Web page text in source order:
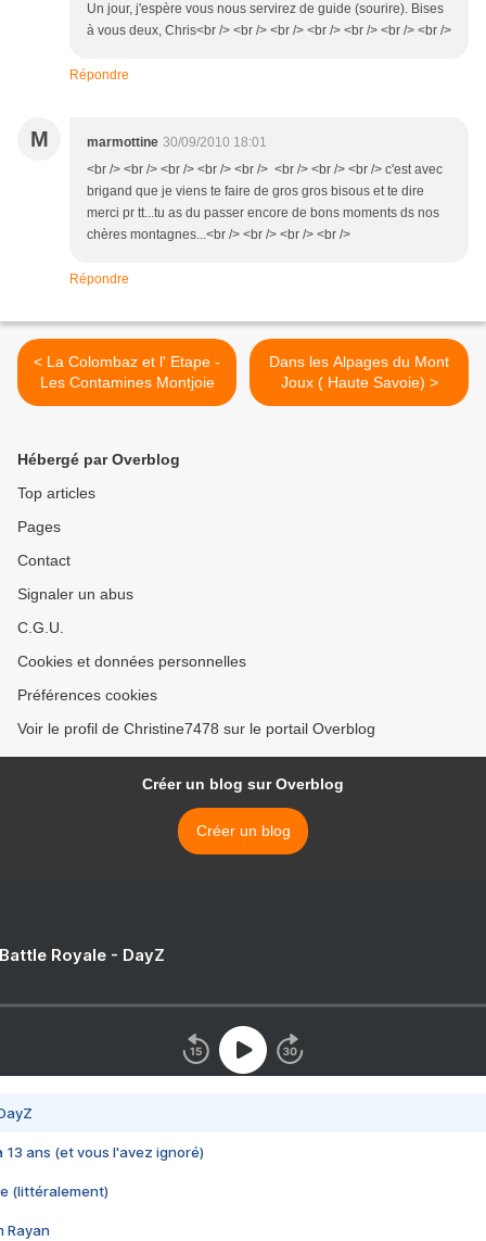
Un jour, j'espère vous nous servirez de guide (sourire). Bises
à vous deux, Chris<br /> <br /> <br /> <br /> <br /> <br /> <br />
Répondre
M marmottine 30/09/2010 18:01
<br /> <br /> <br /> <br /> <br /> <br /> <br /> <br /> c'est avec
brigand que je viens te faire de gros gros bisous et te dire
merci pr tt...tu as du passer encore de bons moments ds nos
chères montagnes...<br /> <br /> <br /> <br />
Répondre
< La Colombaz et l' Etape -
Les Contamines Montjoie
Dans les Alpages du Mont
Joux ( Haute Savoie) >
Hébergé par Overblog
Top articles
Pages
Contact
Signaler un abus
C.G.U.
Cookies et données personnelles
Préférences cookies
Voir le profil de Christine7478 sur le portail Overblog
Créer un blog sur Overblog
Créer un blog
Royale - DayZ
13 ans (et vous l'avez ignoré)
(littéralement)
Rayan